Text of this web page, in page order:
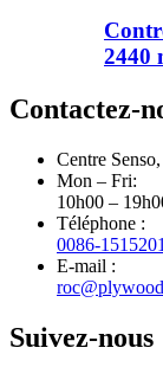
2440
Contactez-
Centre
Mon – Fri:
10h00 –
Téléphone :
0086-
E-mail :
Suivez-nous